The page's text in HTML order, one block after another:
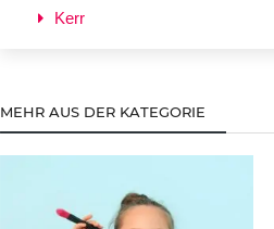
Kerr
MEHR AUS DER KATEGORIE